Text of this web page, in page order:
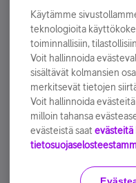
sähköpostiisi.
Tilaa nyt
Käyttöehdot
Käytämme
teknologioita
toiminnallisiin,
Voit hallinnoida
sisältävät kolmansien
merkitsevät tietojen
Voit hallinnoida
milloin tahansa
evästeistä saat evästeitä